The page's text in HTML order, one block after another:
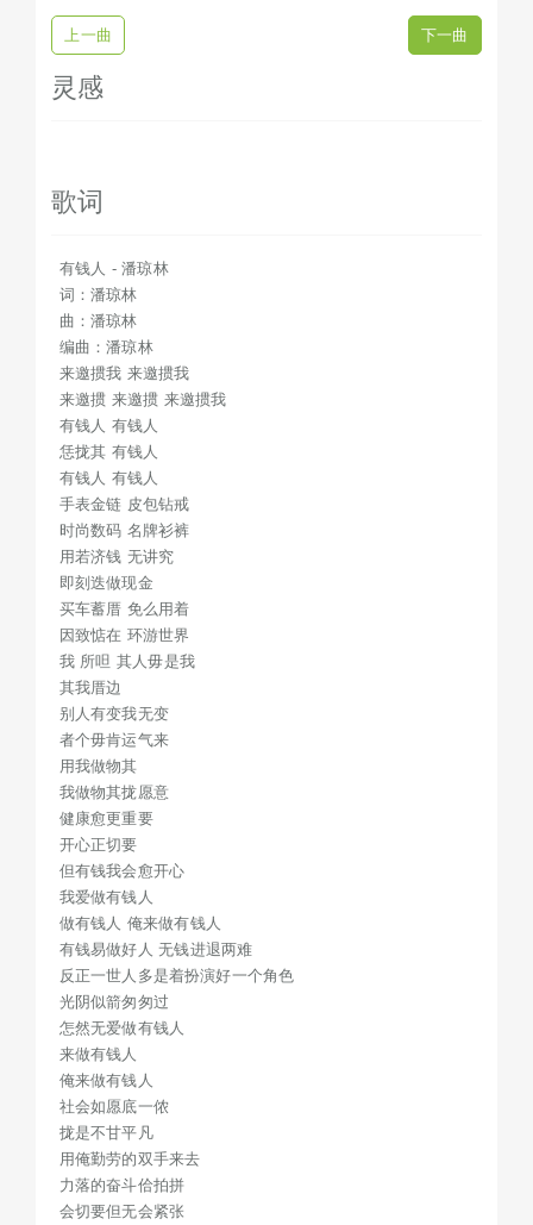
有钱易做好人 无钱进退两难
反正一世人多是着扮演好一个角色
宽然积累就是有钱人
手表金链 皮包钻戒
我 所呾 其人毋是我
上一曲 下一曲
灵感
歌词
有钱人 - 潘琼林
词：潘琼林
曲：潘琼林
编曲：潘琼林
来邀掼我 来邀掼我
来邀掼 来邀掼 来邀掼我
有钱人 有钱人
恁拢其 有钱人
有钱人 有钱人
手表金链 皮包钻戒
时尚数码 名牌衫裤
用若济钱 无讲究
即刻迭做现金
买车蓄厝 免么用着
因致惦在 环游世界
我 所呾 其人毋是我
其我厝边
别人有变我无变
者个毋肯运气来
用我做物其
我做物其拢愿意
健康愈更重要
开心正切要
但有钱我会愈开心
我爱做有钱人
做有钱人 俺来做有钱人
有钱易做好人 无钱进退两难
反正一世人多是着扮演好一个角色
光阴似箭匆匆过
怎然无爱做有钱人
来做有钱人
俺来做有钱人
社会如愿底一侬
拢是不甘平凡
用俺勤劳的双手来去
力落的奋斗佮拍拼
会切要但无会紧张